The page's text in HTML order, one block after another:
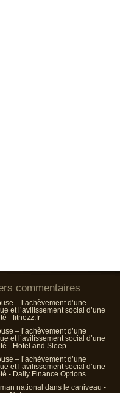
commentaires
– l’achèvement d’une
et l’avilissement social d’une
- fitnezz.fr
– l’achèvement d’une
et l’avilissement social d’une
- Hotel and Sleep
– l’achèvement d’une
et l’avilissement social d’une
- Daily Finance Options
national dans le caniveau -